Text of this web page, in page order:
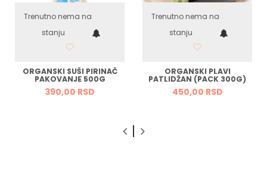
Trenutno nema na
stanju
ORGANSKI SUŠI PIRINAČ
PAKOVANJE 500G
390,00 RSD
Trenutno nema na
stanju
ORGANSKI PLAVI
PATLIDŽAN (PACK 300G)
450,00 RSD